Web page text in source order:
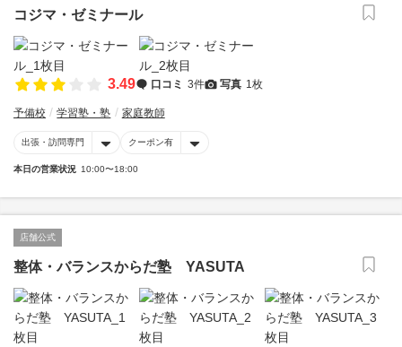
コジマ・ゼミナール
3.49 口コミ 3件 写真 1枚
予備校 学習塾・塾 家庭教師
出張・訪問専門 クーポン有
本日の営業状況 10:00〜18:00
店舗公式
整体・バランスからだ塾 YASUTA